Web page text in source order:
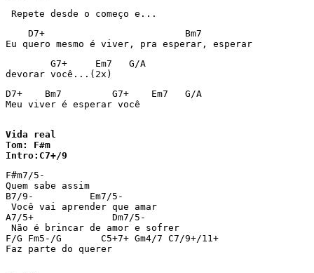
Repete desde o começo e...
    D7+                         Bm7
Eu quero mesmo é viver, pra esperar, esperar
        G7+     Em7   G/A
devorar você...(2x)
D7+    Bm7         G7+    Em7   G/A
Meu viver é esperar você
Vida real
Tom: F#m
Intro:C7+/9
F#m7/5-
Quem sabe assim
B7/9-          Em7/5-
Você vai aprender que amar
A7/5+              Dm7/5-
Não é brincar de amor e sofrer
F/G Fm5-/G       C5+7+ Gm4/7 C7/9+/11+
Faz parte do querer